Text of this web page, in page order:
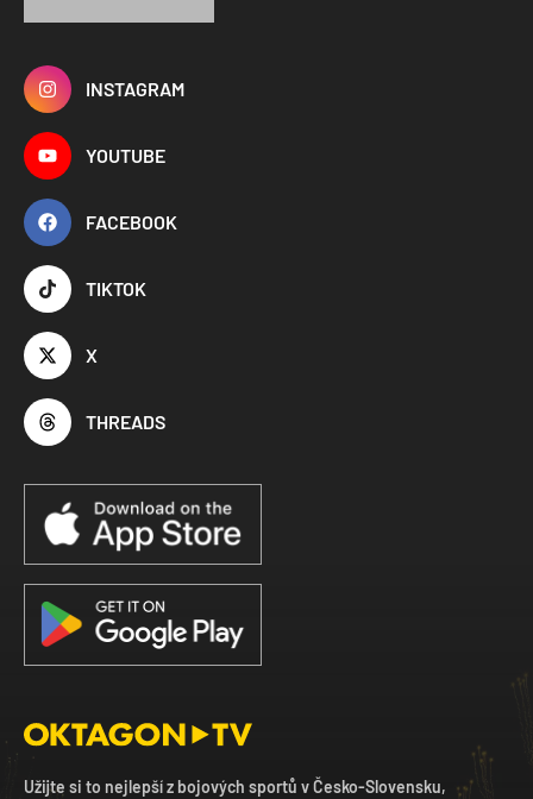
INSTAGRAM
YOUTUBE
FACEBOOK
TIKTOK
X
THREADS
Užijte si to nejlepší z bojových sportů v Česko-Slovensku,